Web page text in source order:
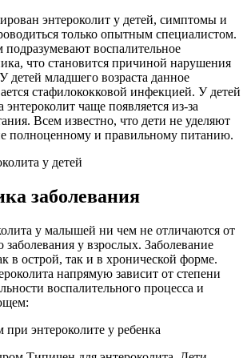
энтероколит у детей, симптомы и
только опытным специалистом.
воспалительное
что становится причиной нарушения
детей младшего возраста данное
стафилококковой инфекцией. У детей
энтероколит чаще появляется из-за
Всем известно, что дети не уделяют
полноценному и правильному питанию.
заболевания
у малышей ни чем не отличаются от
у взрослых. Заболевание
в острой, так и в хронической форме.
напрямую зависит от степени
воспалительного процесса и